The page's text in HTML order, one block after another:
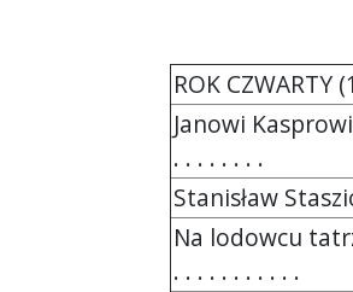
ROK CZWARTY
Janowi
. . . . . . . .
Stanisław
Na lodowcu
. . . . . . . . . . .